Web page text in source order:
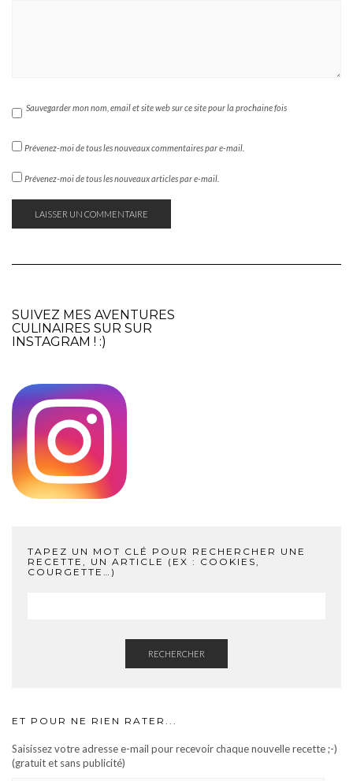
Sauvegarder mon nom, email et site web sur ce site pour la prochaine fois
Prévenez-moi de tous les nouveaux commentaires par e-mail.
Prévenez-moi de tous les nouveaux articles par e-mail.
SUIVEZ MES AVENTURES
CULINAIRES SUR SUR
INSTAGRAM ! :)
TAPEZ UN MOT CLÉ POUR RECHERCHER UNE
RECETTE, UN ARTICLE (EX : COOKIES,
COURGETTE…)
RECHERCHER
ET POUR NE RIEN RATER...
Saisissez votre adresse e-mail pour recevoir chaque nouvelle recette ;-)
(gratuit et sans publicité)